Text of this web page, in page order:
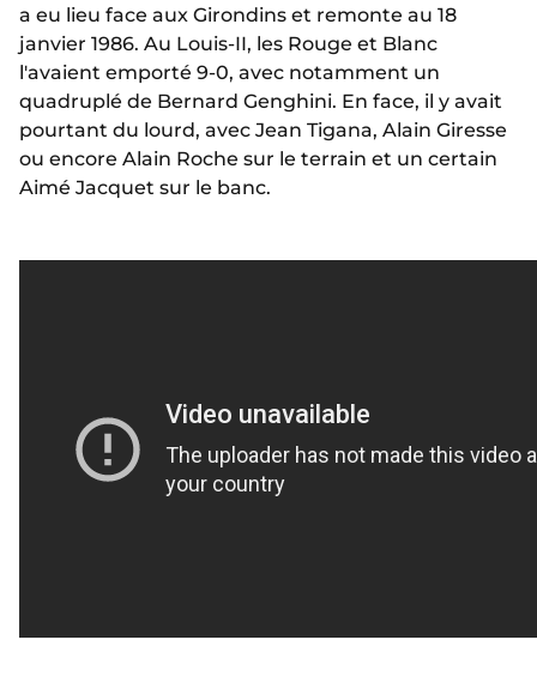
a eu lieu face aux Girondins et remonte au 18
janvier 1986. Au Louis-II, les Rouge et Blanc
l'avaient emporté 9-0, avec notamment un
quadruplé de Bernard Genghini. En face, il y avait
pourtant du lourd, avec Jean Tigana, Alain Giresse
ou encore Alain Roche sur le terrain et un certain
Aimé Jacquet sur le banc.